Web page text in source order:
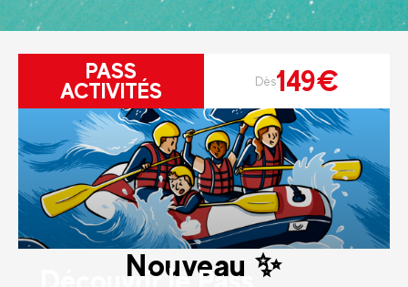
Nouveau ✨
PASS
ACTIVITÉS
Dès149€
Découvrir le Pass